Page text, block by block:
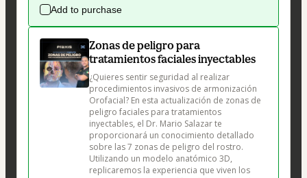
Add to purchase
Zonas de peligro para
tratamientos faciales inyectables
¿Quieres sentir seguridad al realizar
procedimientos invasivos de armonización
Orofacial? En esta actualización de zonas de
peligro faciales para tratamientos
inyectables, el Dr. Mario Salazar te
proporcionará un conocimiento detallado
sobre las 7 zonas de peligro del rostro.
Utilizando un modelo anatómico 3D,
replicaremos la experiencia que viven los